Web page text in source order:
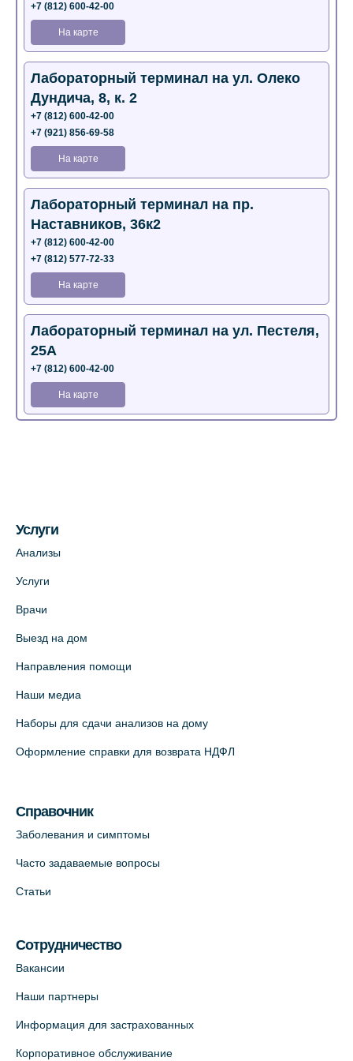
+7 (812) 600-42-00
На карте
Лабораторный терминал на ул. Олеко
Дундича, 8, к. 2
+7 (812) 600-42-00
+7 (921) 856-69-58
На карте
Лабораторный терминал на пр.
Наставников, 36к2
+7 (812) 600-42-00
+7 (812) 577-72-33
На карте
Лабораторный терминал на ул. Пестеля,
25А
+7 (812) 600-42-00
На карте
Медицинский центр на ул. Моисеенко, 5
+7 (812) 660-73-69
+7 (812) 660-73-69
На карте
Красносельское шоссе, 54, к.3
Медицинский центр на Кондратьевском
д.3, В.О. (официальный партнёр)
+7 (812) 986-98-91
Услуги
Анализы
Услуги
Врачи
Выезд на дом
Направления помощи
Наши медиа
Наборы для сдачи анализов на дому
Оформление справки для возврата НДФЛ
Справочник
Заболевания и симптомы
Часто задаваемые вопросы
Статьи
Сотрудничество
Вакансии
Наши партнеры
Информация для застрахованных
Корпоративное обслуживание